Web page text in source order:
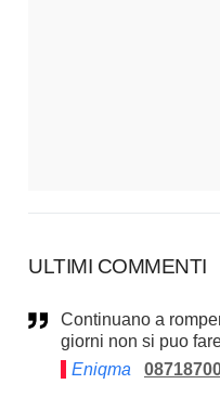
ULTIMI COMMENTI
Continuano a rompere i coglioni tutti i
giorni non si puo
Eniqma